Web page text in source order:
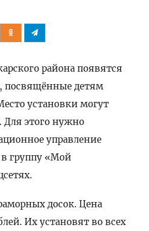
района появятся
посвящённые детям
установки могут
этого нужно
управление
группу «Мой
досок. Цена
Их установят во всех